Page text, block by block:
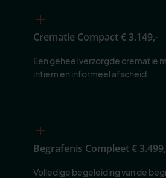
Crematie Compact€ 3.149,-
Een geheel verzorgde crematie
intiem en informeel afscheid.
Begrafenis Compleet€
Volledige begeleiding van de